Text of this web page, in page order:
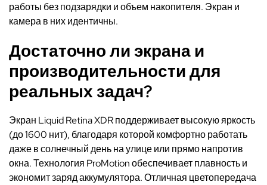
работы без подзарядки и объем накопителя. Экран и
камера в них идентичны.
Достаточно ли экрана и
производительности для
реальных задач?
Экран Liquid Retina XDR поддерживает высокую яркость
(до 1600 нит), благодаря которой комфортно работать
даже в солнечный день на улице или прямо напротив
окна. Технология ProMotion обеспечивает плавность и
экономит заряд аккумулятора. Отличная цветопередача